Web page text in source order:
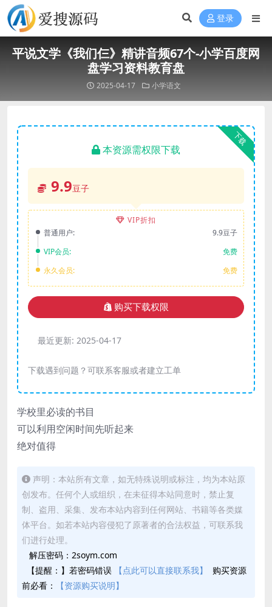
登录
平说文学《我们仨》精讲音频67个-小学百度网
盘学习资料教育盘
2025-04-17 小学语文
下载
本资源需权限下载
9.9豆子
VIP折扣
普通用户:
9.9豆子
VIP会员:
免费
永久会员:
免费
购买下载权限
最近更新: 2025-04-17
下载遇到问题？可联系客服或者建立工单
学校里必读的书目
可以利用空闲时间先听起来
绝对值得
声明：本站所有文章，如无特殊说明或标注，均为本站原
创发布。任何个人或组织，在未征得本站同意时，禁止复
制、盗用、采集、发布本站内容到任何网站、书籍等各类媒
体平台。如若本站内容侵犯了原著者的合法权益，可联系我
们进行处理。
解压密码：2soym.com
【提醒：】若密码错误
【点此可以直接联系我】
购买资源
前必看：
【资源购买说明】